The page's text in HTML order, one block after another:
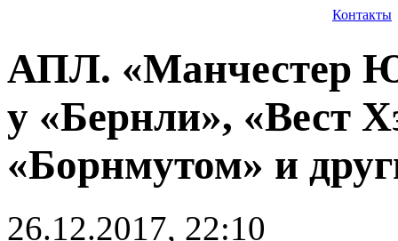
Контакты
АПЛ. «Манчестер
у «Бернли», «Вест
«Борнмутом» и
26.12.2017, 22:10